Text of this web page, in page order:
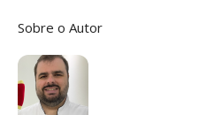
Sobre o Autor